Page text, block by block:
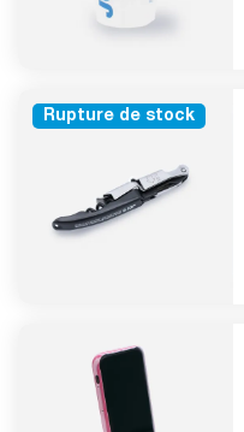
Rupture de stock